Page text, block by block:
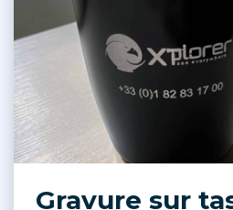
Gravure sur